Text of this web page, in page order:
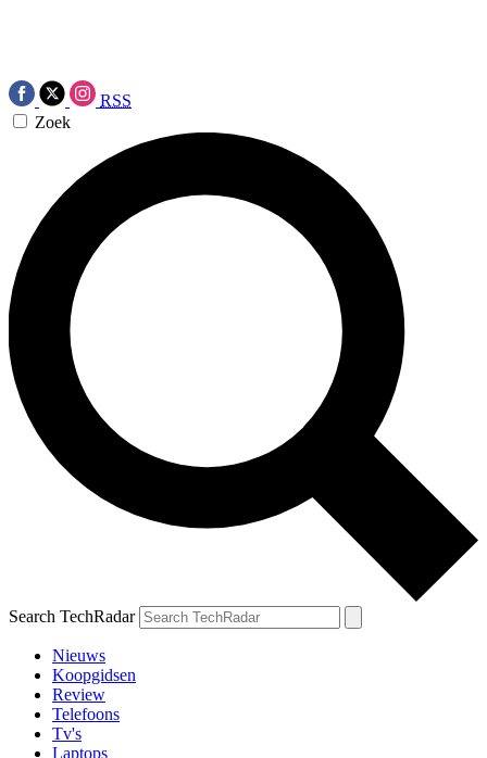
RSS
Zoek
Search TechRadar
Nieuws
Koopgidsen
Review
Telefoons
Tv's
Laptops